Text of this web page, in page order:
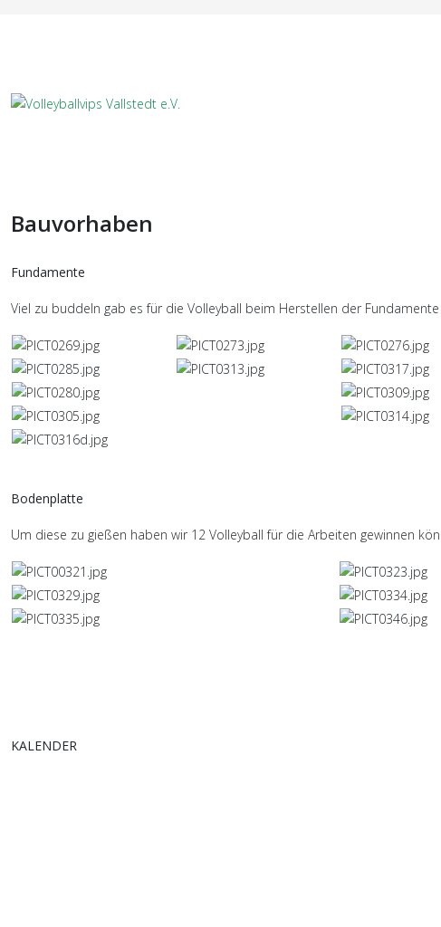
Bauvorhaben
Fundamente
Viel zu buddeln gab es für die Volleyball beim Herstellen der
Bodenplatte
Um diese zu gießen haben wir 12 Volleyball für die Arbeiten gewinnen
KALENDER